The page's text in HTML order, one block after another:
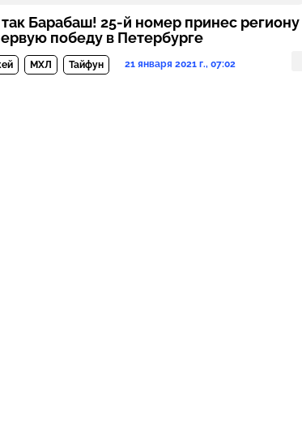
Барабаш! 25-й номер принес региону
победу в Петербурге
МХЛ Тайфун 21 января 2021 г., 07:02